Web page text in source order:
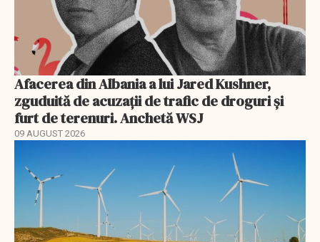
Afacerea din Albania a lui Jared Kushner,
zguduită de acuzații de trafic de droguri și
furt de terenuri. Anchetă WSJ
09 AUGUST 2026